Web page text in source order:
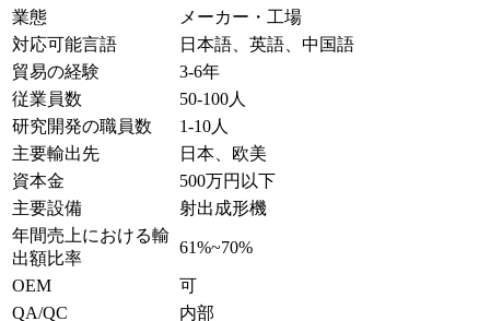
業態
メーカー・工場
対応可能言語
日本語、英語、中国語
貿易の経験
3-6年
従業員数
50-100人
研究開発の職員数
1-10人
主要輸出先
日本、欧美
資本金
500万円以下
主要設備
射出成形機
年間売上における輸
出額比率
61%~70%
OEM
可
QA/QC
内部